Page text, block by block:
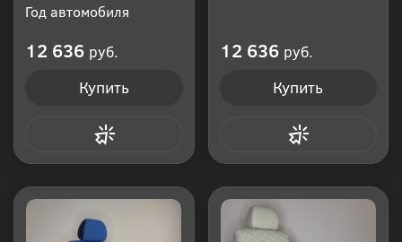
Год автомобиля
12 636 руб.
Купить
12 636 руб.
Купить